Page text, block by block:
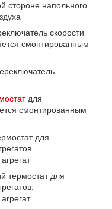
стороне напольного
скорости
смонтированным
для
смонтированным
для
термостат для